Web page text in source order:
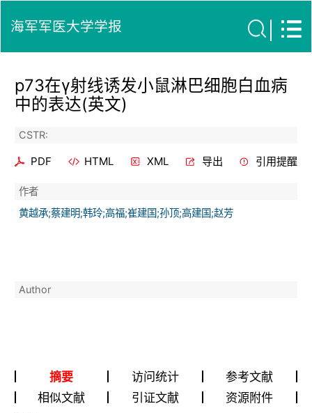
海军军医大学学报
p73在γ射线诱发小鼠淋巴细胞白血病
中的表达(英文)
CSTR:
PDF HTML XML 导出 引用提醒
作者
黄越承;蔡建明;韩玲;高福;崔建国;孙顶;高建国;赵芳
Author
摘要 访问统计
参考文献
相似文献
引证文献 资源附件